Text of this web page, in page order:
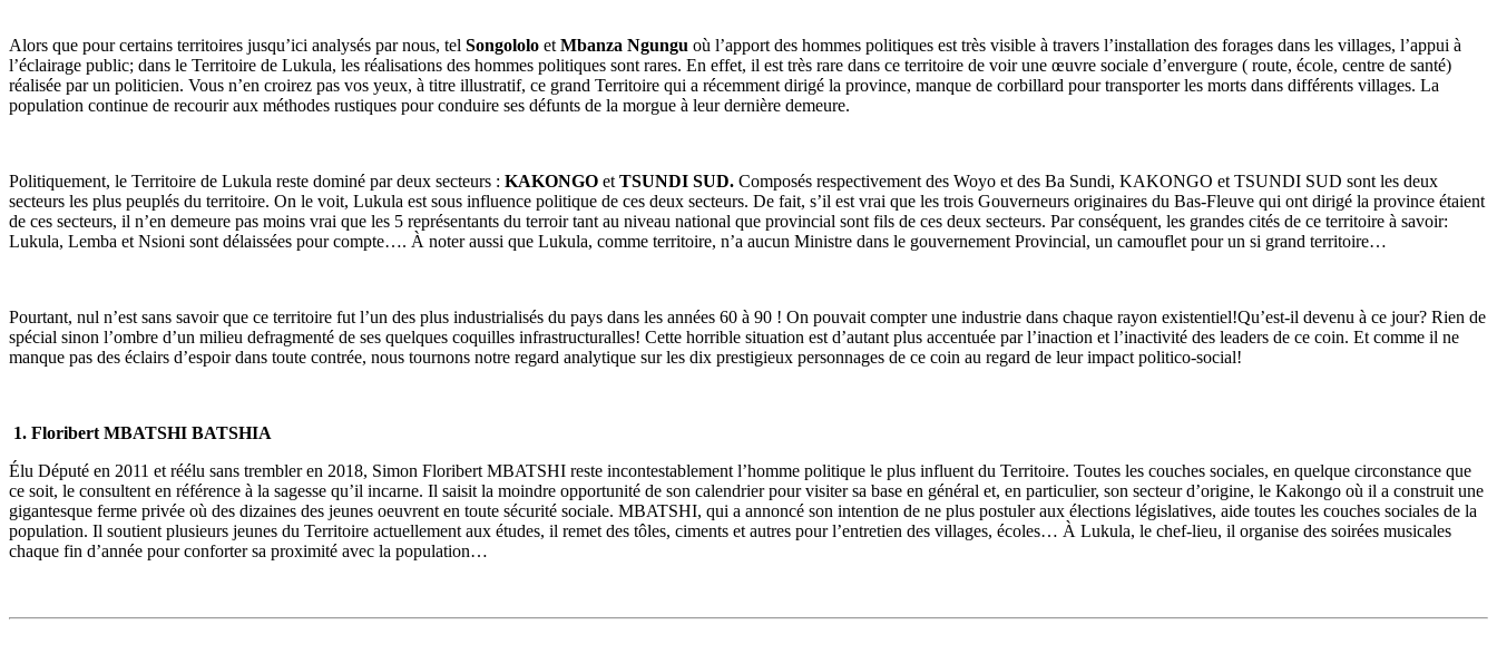
Alors que pour certains territoires jusqu’ici analysés par nous, tel Songololo et Mbanza Ngungu où l’apport des hommes politiques est très visible à travers l’installation des forages dans les villages, l’appui à
l’éclairage public; dans le Territoire de Lukula, les réalisations des hommes politiques sont rares. En effet, il est très rare dans ce territoire de voir une œuvre sociale d’envergure ( route, école, centre de santé)
réalisée par un politicien. Vous n’en croirez pas vos yeux, à titre illustratif, ce grand Territoire qui a récemment dirigé la province, manque de corbillard pour transporter les morts dans différents villages. La
population continue de recourir aux méthodes rustiques pour conduire ses défunts de la morgue à leur dernière demeure.
Politiquement, le Territoire de Lukula reste dominé par deux secteurs : KAKONGO et TSUNDI SUD. Composés respectivement des Woyo et des Ba Sundi, KAKONGO et TSUNDI SUD sont les deux
secteurs les plus peuplés du territoire. On le voit, Lukula est sous influence politique de ces deux secteurs. De fait, s’il est vrai que les trois Gouverneurs originaires du Bas-Fleuve qui ont dirigé la province étaient
de ces secteurs, il n’en demeure pas moins vrai que les 5 représentants du terroir tant au niveau national que provincial sont fils de ces deux secteurs. Par conséquent, les grandes cités de ce territoire à savoir:
Lukula, Lemba et Nsioni sont délaissées pour compte…. À noter aussi que Lukula, comme territoire, n’a aucun Ministre dans le gouvernement Provincial, un camouflet pour un si grand territoire…
Pourtant, nul n’est sans savoir que ce territoire fut l’un des plus industrialisés du pays dans les années 60 à 90 ! On pouvait compter une industrie dans chaque rayon existentiel!Qu’est-il devenu à ce jour? Rien de
spécial sinon l’ombre d’un milieu defragmenté de ses quelques coquilles infrastructuralles! Cette horrible situation est d’autant plus accentuée par l’inaction et l’inactivité des leaders de ce coin. Et comme il ne
manque pas des éclairs d’espoir dans toute contrée, nous tournons notre regard analytique sur les dix prestigieux personnages de ce coin au regard de leur impact politico-social!
1. Floribert MBATSHI BATSHIA
Élu Député en 2011 et réélu sans trembler en 2018, Simon Floribert MBATSHI reste incontestablement l’homme politique le plus influent du Territoire. Toutes les couches sociales, en quelque circonstance que
ce soit, le consultent en référence à la sagesse qu’il incarne. Il saisit la moindre opportunité de son calendrier pour visiter sa base en général et, en particulier, son secteur d’origine, le Kakongo où il a construit une
gigantesque ferme privée où des dizaines des jeunes oeuvrent en toute sécurité sociale. MBATSHI, qui a annoncé son intention de ne plus postuler aux élections législatives, aide toutes les couches sociales de la
population. Il soutient plusieurs jeunes du Territoire actuellement aux études, il remet des tôles, ciments et autres pour l’entretien des villages, écoles… À Lukula, le chef-lieu, il organise des soirées musicales
chaque fin d’année pour conforter sa proximité avec la population…